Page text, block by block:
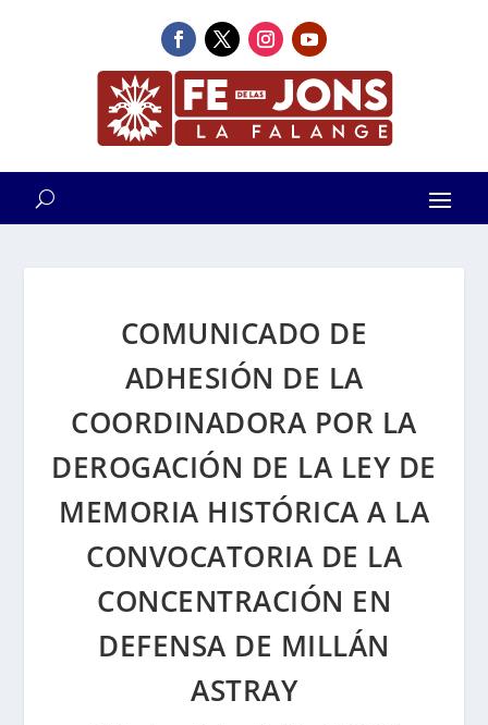
COMUNICADO DE
ADHESIÓN DE LA
COORDINADORA POR LA
DEROGACIÓN DE LA LEY DE
MEMORIA HISTÓRICA A LA
CONVOCATORIA DE LA
CONCENTRACIÓN EN
DEFENSA DE MILLÁN
ASTRAY